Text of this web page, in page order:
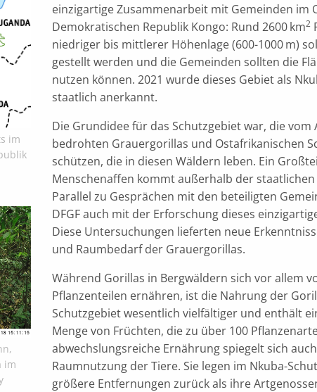
im
im
einzigartige Zusammenarbeit mit Gemeinden im
Demokratischen Republik Kongo: Rund 2600 km2
niedriger bis mittlerer Höhenlage (600-1000 m)
gestellt werden und die Gemeinden sollten die
nutzen können. 2021 wurde dieses Gebiet als
staatlich anerkannt.
Die Grundidee für das Schutzgebiet war, die vom
bedrohten Grauergorillas und Ostafrikanischen
schützen, die in diesen Wäldern leben. Ein
Menschenaffen kommt außerhalb der
Parallel zu Gesprächen mit den beteiligten
DFGF auch mit der Erforschung dieses
Diese Untersuchungen lieferten neue
und Raumbedarf der Grauergorillas.
Während Gorillas in Bergwäldern sich vor allem
Pflanzenteilen ernähren, ist die Nahrung der
Schutzgebiet wesentlich vielfältiger und enthält
Menge von Früchten, die zu über 100
abwechslungsreiche Ernährung spiegelt sich
Raumnutzung der Tiere. Sie legen im Nkuba-
größere Entfernungen zurück als ihre